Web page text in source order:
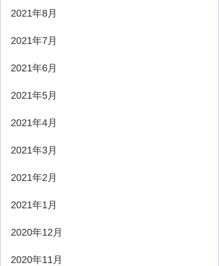
2021年8月
2021年7月
2021年6月
2021年5月
2021年4月
2021年3月
2021年2月
2021年1月
2020年12月
2020年11月